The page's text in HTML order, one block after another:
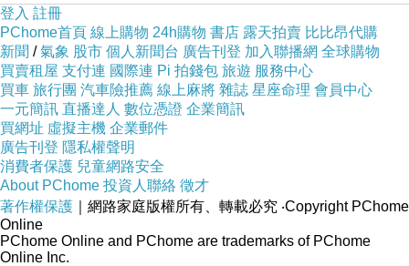
登入 註冊
PChome首頁 線上購物 24h購物 書店 露天拍賣 比比昂代購
新聞 /氣象 股市 個人新聞台 廣告刊登 加入聯播網 全球購物
買賣租屋 支付連 國際連 Pi 拍錢包 旅遊 服務中心
買車 旅行團 汽車險推薦 線上麻將 雜誌 星座命理 會員中心
一元簡訊 直播達人 數位憑證 企業簡訊
買網址 虛擬主機 企業郵件
廣告刊登 隱私權聲明
消費者保護 兒童網路安全
About PChome 投資人聯絡 徵才
著作權保護 ｜網路家庭版權所有、轉載必究 ‧Copyright PChome
Online
PChome Online and PChome are trademarks of PChome
Online Inc.